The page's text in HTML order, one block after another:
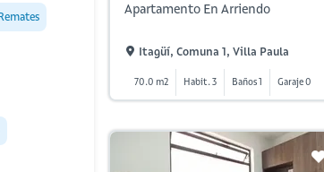
Apartamento En Arriendo
Itagüí, Comuna 1, Villa Paula
70.0 m2 Habit. 3 Baños 1 Garaje 0